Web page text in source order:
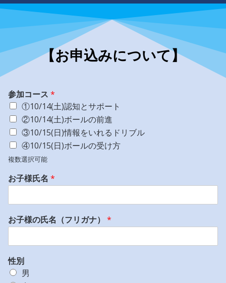
【お申込みについて】
参加コース *
①10/14(土)認知とサポート
②10/14(土)ボールの前進
③10/15(日)情報をいれるドリブル
④10/15(日)ボールの受け方
複数選択可能
お子様氏名 *
お子様の氏名（フリガナ） *
性別
男